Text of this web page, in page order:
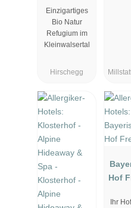
Valisa****s
Einzigartiges
Bio Natur
Refugium im
Kleinwalsertal
Hirschegg
Hof
Ihr